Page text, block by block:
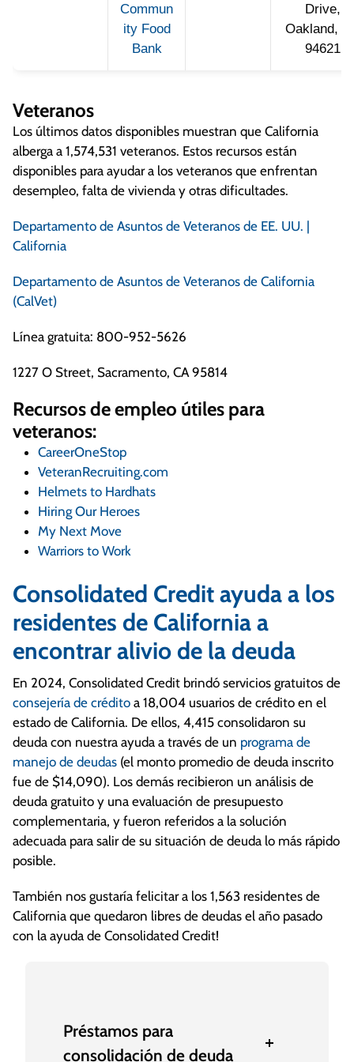
Commun
ity Food
Bank
Drive,
Oakland,
94621
Veteranos
Los últimos datos disponibles muestran que California
alberga a 1,574,531 veteranos. Estos recursos están
disponibles para ayudar a los veteranos que enfrentan
desempleo, falta de vivienda y otras dificultades.
Departamento de Asuntos de Veteranos de EE. UU. |
California
Departamento de Asuntos de Veteranos de California
(CalVet)
Línea gratuita: 800-952-5626
1227 O Street, Sacramento, CA 95814
Recursos de empleo útiles para
veteranos:
CareerOneStop
VeteranRecruiting.com
Helmets to Hardhats
Hiring Our Heroes
My Next Move
Warriors to Work
Consolidated Credit ayuda a los
residentes de California a
encontrar alivio de la deuda
En 2024, Consolidated Credit brindó servicios gratuitos de
consejería de crédito a 18,004 usuarios de crédito en el
estado de California. De ellos, 4,415 consolidaron su
deuda con nuestra ayuda a través de un programa de
manejo de deudas (el monto promedio de deuda inscrito
fue de $14,090). Los demás recibieron un análisis de
deuda gratuito y una evaluación de presupuesto
complementaria, y fueron referidos a la solución
adecuada para salir de su situación de deuda lo más rápido
posible.
También nos gustaría felicitar a los 1,563 residentes de
California que quedaron libres de deudas el año pasado
con la ayuda de Consolidated Credit!
Préstamos para
consolidación de deuda